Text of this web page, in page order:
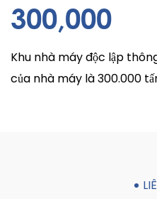
300,000
Khu nhà máy độc lập
của nhà máy là 300.000